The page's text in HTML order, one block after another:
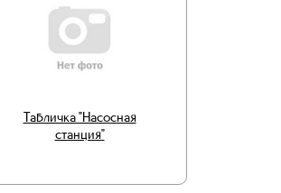
Табличка "Насосная
станция"